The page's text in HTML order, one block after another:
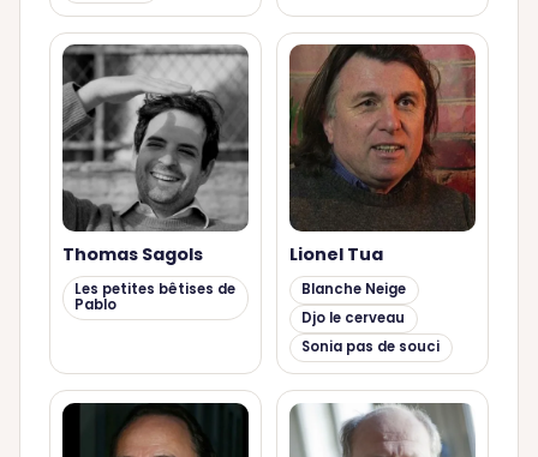
Thomas Sagols
Les petites bêtises de
Pablo
Lionel Tua
Blanche Neige
Djo le cerveau
Sonia pas de souci